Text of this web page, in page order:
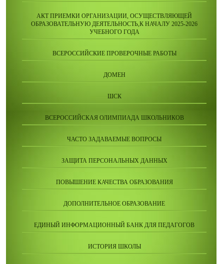
АКТ ПРИЕМКИ ОРГАНИЗАЦИИ, ОСУЩЕСТВЛЯЮЩЕЙ
ОБРАЗОВАТЕЛЬНУЮ ДЕЯТЕЛЬНОСТЬ,К НАЧАЛУ 2025-2026
УЧЕБНОГО ГОДА
ВСЕРОССИЙСКИЕ ПРОВЕРОЧНЫЕ РАБОТЫ
ДОМЕН
ШСК
ВСЕРОССИЙСКАЯ ОЛИМПИАДА ШКОЛЬНИКОВ
ЧАСТО ЗАДАВАЕМЫЕ ВОПРОСЫ
ЗАЩИТА ПЕРСОНАЛЬНЫХ ДАННЫХ
ПОВЫШЕНИЕ КАЧЕСТВА ОБРАЗОВАНИЯ
ДОПОЛНИТЕЛЬНОЕ ОБРАЗОВАНИЕ
ЕДИНЫЙ ИНФОРМАЦИОННЫЙ БАНК ДЛЯ ПЕДАГОГОВ
ИСТОРИЯ ШКОЛЫ